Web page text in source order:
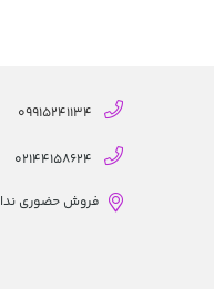
09915241134
02144158624
فروش حضوری